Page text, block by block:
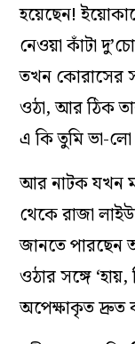
হয়েছেন!
নেওয়া কাঁটা
তখন কোরাসের
ওঠা, আর ঠিক
এ কি তুমি ভা-
আর নাটক যখন
থেকে রাজা
জানতে
ওঠার সঙ্গে
অপেক্ষাকৃত দ্রুত